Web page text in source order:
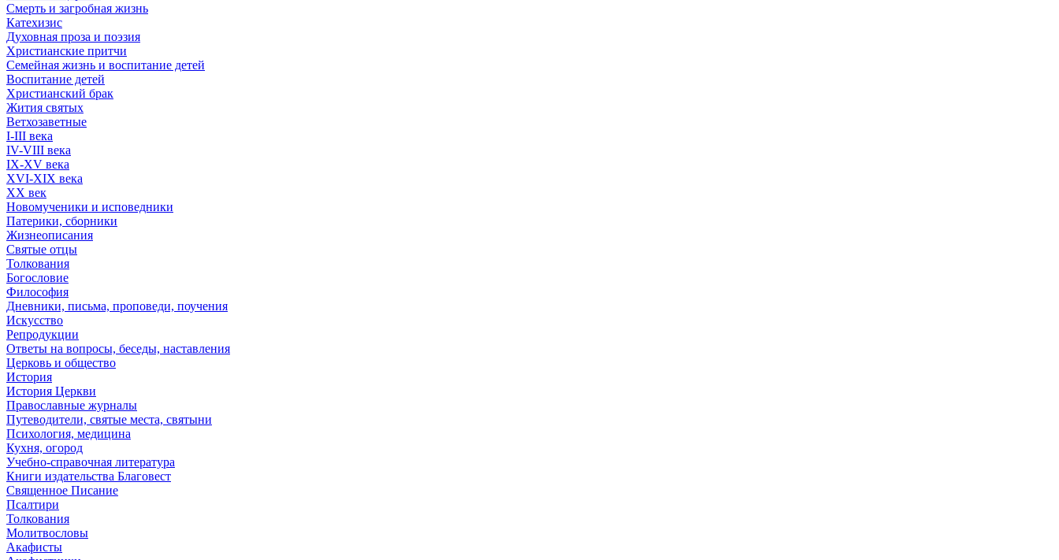
Смерть и загробная жизнь
Катехизис
Духовная проза и поэзия
Христианские притчи
Семейная жизнь и воспитание детей
Воспитание детей
Христианский брак
Жития святых
Ветхозаветные
I-III века
IV-VIII века
IX-XV века
XVI-XIX века
XX век
Новомученики и исповедники
Патерики, сборники
Жизнеописания
Святые отцы
Толкования
Богословие
Философия
Дневники, письма, проповеди, поучения
Искусство
Репродукции
Ответы на вопросы, беседы, наставления
Церковь и общество
История
История Церкви
Православные журналы
Путеводители, святые места, святыни
Психология, медицина
Кухня, огород
Учебно-справочная литература
Книги издательства Благовест
Священное Писание
Псалтири
Толкования
Молитвословы
Акафисты